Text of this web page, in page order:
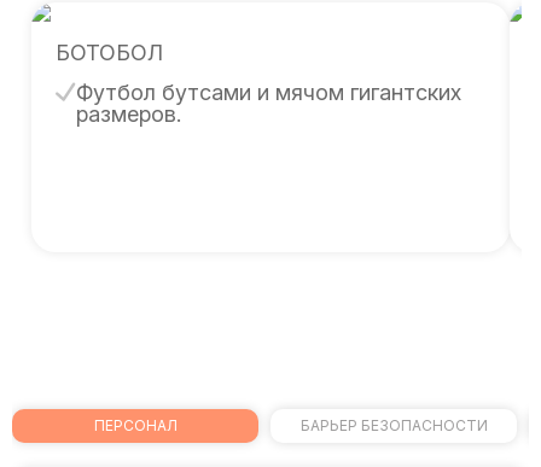
БОТОБОЛ
Футбол бутсами и мячом гигантских
размеров.
ПЕРСОНАЛ БАРЬЕР БЕЗОПАСНОСТИ